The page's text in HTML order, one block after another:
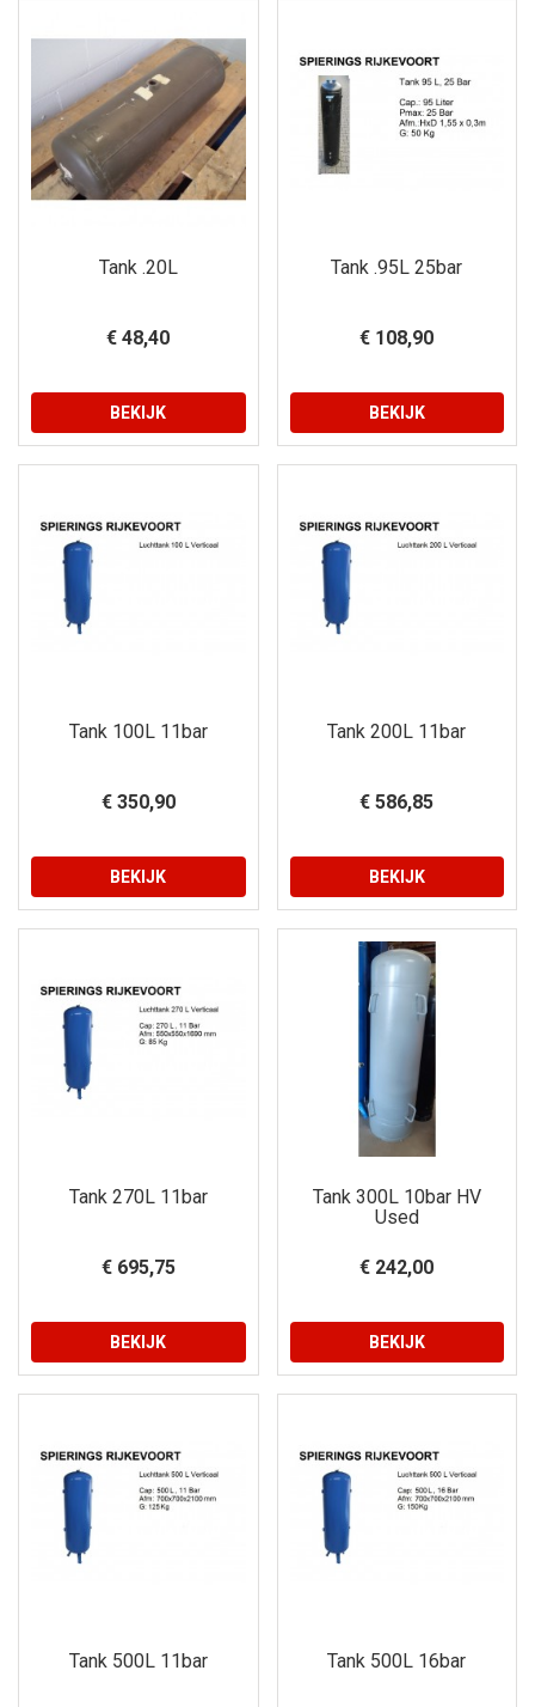
Tank .20L
€ 48,40
BEKIJK
Tank .95L 25bar
€ 108,90
BEKIJK
Tank 100L 11bar
€ 350,90
BEKIJK
Tank 200L 11bar
€ 586,85
BEKIJK
Tank 270L 11bar
€ 695,75
BEKIJK
Tank 300L 10bar HV
Used
€ 242,00
BEKIJK
Tank 500L 11bar Tank 500L 16bar